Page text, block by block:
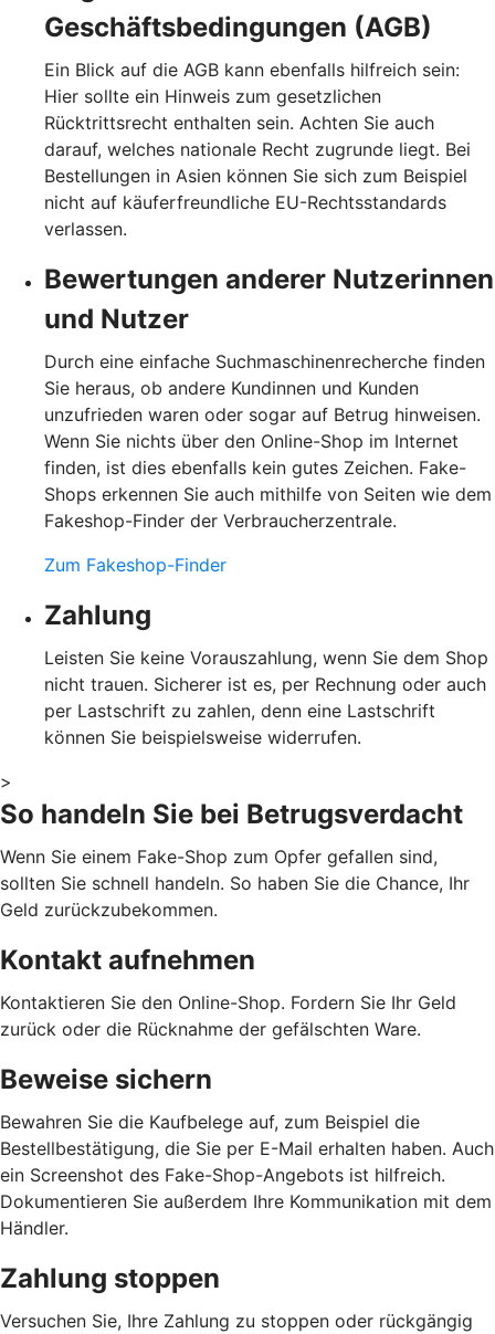
Geschäftsbedingungen (AGB)
Ein Blick auf die AGB kann ebenfalls hilfreich sein:
Hier sollte ein Hinweis zum gesetzlichen
Rücktrittsrecht enthalten sein. Achten Sie auch
darauf, welches nationale Recht zugrunde liegt. Bei
Bestellungen in Asien können Sie sich zum Beispiel
nicht auf käuferfreundliche EU-Rechtsstandards
verlassen.
Bewertungen anderer Nutzerinnen
und Nutzer
Durch eine einfache Suchmaschinenrecherche finden
Sie heraus, ob andere Kundinnen und Kunden
unzufrieden waren oder sogar auf Betrug hinweisen.
Wenn Sie nichts über den Online-Shop im Internet
finden, ist dies ebenfalls kein gutes Zeichen. Fake-
Shops erkennen Sie auch mithilfe von Seiten wie dem
Fakeshop-Finder der Verbraucherzentrale.
Zum Fakeshop-Finder
Zahlung
Leisten Sie keine Vorauszahlung, wenn Sie dem Shop
nicht trauen. Sicherer ist es, per Rechnung oder auch
per Lastschrift zu zahlen, denn eine Lastschrift
können Sie beispielsweise widerrufen.
>
So handeln Sie bei Betrugsverdacht
Wenn Sie einem Fake-Shop zum Opfer gefallen sind,
sollten Sie schnell handeln. So haben Sie die Chance, Ihr
Geld zurückzubekommen.
Kontakt aufnehmen
Kontaktieren Sie den Online-Shop. Fordern Sie Ihr Geld
zurück oder die Rücknahme der gefälschten Ware.
Beweise sichern
Bewahren Sie die Kaufbelege auf, zum Beispiel die
Bestellbestätigung, die Sie per E-Mail erhalten haben. Auch
ein Screenshot des Fake-Shop-Angebots ist hilfreich.
Dokumentieren Sie außerdem Ihre Kommunikation mit dem
Händler.
Zahlung stoppen
Versuchen Sie, Ihre Zahlung zu stoppen oder rückgängig